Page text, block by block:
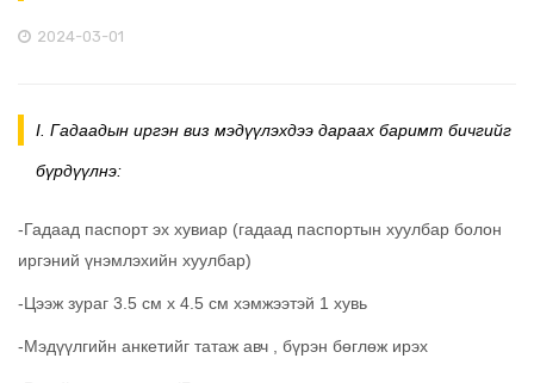
2024-03-01
I. Гадаадын иргэн виз мэдүүлэхдээ дараах баримт бичгийг
бүрдүүлнэ:
-Гадаад паспорт эх хувиар (гадаад паспортын хуулбар болон
иргэний үнэмлэхийн хуулбар)
-Цээж зураг 3.5 см x 4.5 см хэмжээтэй 1 хувь
-Мэдүүлгийн анкетийг татаж авч , бүрэн бөглөж ирэх